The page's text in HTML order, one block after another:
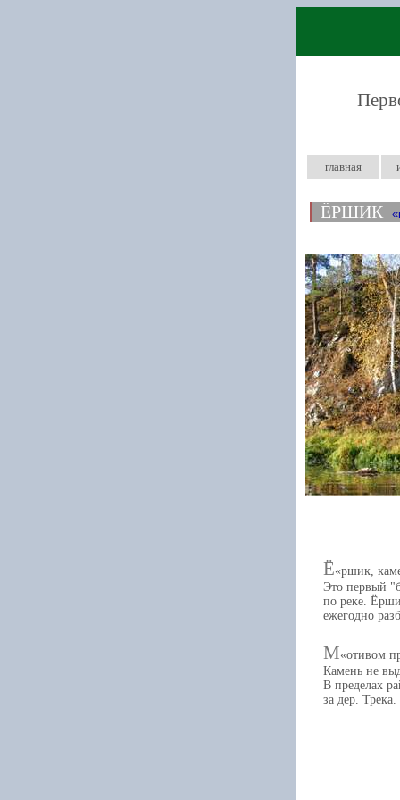
главная
ЁРШИК
Ё ршик,
Это первый
по реке.
ежегодно
М отивом
Камень не
В пределах
за дер.